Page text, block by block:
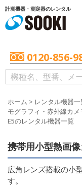
計測機器・測定器のレンタル
0120-856-
ホーム > レンタル機器一
モグラフィ・赤外線カ
E5のレンタル機器一覧
携帯用小型熱画
広角レンズ搭載の小
す。